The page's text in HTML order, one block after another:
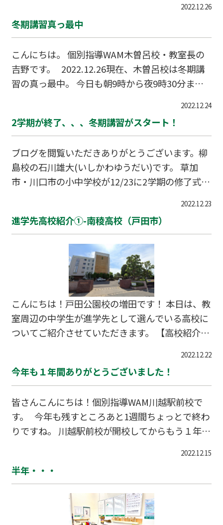
再開日は１月４日（水）です。 ご確認よろしく
お願い致します！ ＊＊＊＊＊＊＊＊＊＊＊＊＊
📞048-431-0505 📭335-0016 埼玉県戸田市下前1-
9-28 萩原ビル 2F 📧todakouen@wam-k.com ☆
お気軽にお問い合わせください☆
2022.12.26
冬期講習真っ最中
こんにちは。 個別指導WAM木曽呂校・教室長の
吉野です。 2022.12.26現在、木曽呂校は冬期講
習の真っ最中。 今日も朝9時から夜9時30分ま
ている生徒、自習に来ている生徒、みんな真剣で
す。 寒さが厳しくなってきましたが、体調に気を
年始休校期間は、 ・12/29（木）〜1/3（火） で
す。 この期間は教室が閉まっていて自習等もでき
ませんのでご注意ください。 それではみなさ
2022.12.24
2学期が終了、、、冬期講習がスタート！
ブログを閲覧いただきありがとうございます。柳
島校の石川雄大(いしかわゆうだい)です。 草加
市・川口市の小中学校が12/23に2学期の修了式を
た♪ 喜びもつかの間、柳島校では本日(12/24)か
ら冬期講習がスタートしました！！ 早速、9：00
ます！ （とっても嬉しいですよ😎） 受験生は最
後の追い込み期間になるので全力で勉強しましょ
う👍👍 受験生以外の人は、2学期までの内容の復
習に入ります。 一度、習った単元になりますが完
璧に理解していない部分はあるはずです。
2022.12.23
進学先高校紹介①-南稜高校（戸田市）
こんにちは！戸田公園校の増田です！ 本日は、教
室周辺の中学生が進学先として選んでいる高校に
ついてご紹介させていただきます。 【高校紹介①
北戸田駅から 徒歩15分、バスで7分、自転車で5
分の場所にあります。 「明るく伸びやかな校風
のもと、主体的に学ぶとともに、豊かな心と国際
感覚を育み、希望する進路を実現する学校」 を目
指す、普通科と外国語科が併置された学校です。
１７の運動部と１４の文化部（令和４年４月現
在）があり、部活動はたいへん盛んです。全生徒
ており、３年生でも７…
2022.12.22
今年も１年間ありがとうございました！
皆さんこんにちは！個別指導WAM川越駅前校で
す。 今年も残すところあと1週間ちょっとで終わ
りですね。 川越駅前校が開校してからもう１年半
りです。 開校してからこれまで、アットホームで
居心地の良い雰囲気づくりを意識してきましたが
てくれる生徒さんも多く、なんとなくは作れてき
ているのかなぁ。 なんて考えております😊 来年
2022.12.15
半年・・・